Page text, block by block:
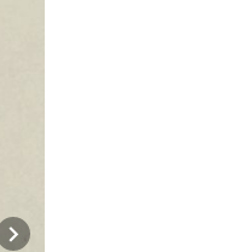
Next slide